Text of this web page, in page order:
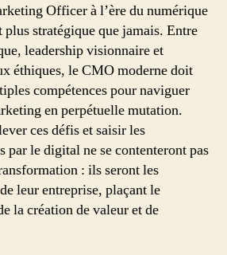
Officer à l’ère du numérique
plus stratégique que jamais. Entre
leadership visionnaire et
éthiques, le CMO moderne doit
compétences pour naviguer
en perpétuelle mutation.
ces défis et saisir les
par le digital ne se contenteront pas
: ils seront les
leur entreprise, plaçant le
la création de valeur et de